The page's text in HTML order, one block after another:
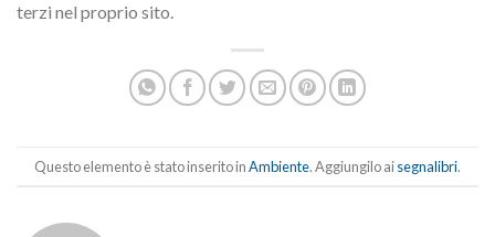
terzi nel proprio sito.
Questo elemento è stato inserito inAmbiente. Aggiungilo aisegnalibri.